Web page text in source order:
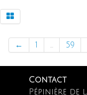
← 1 ... 59
Contact
Pépinière